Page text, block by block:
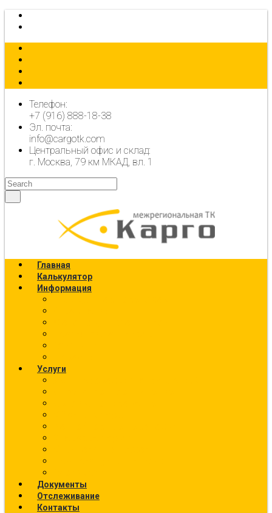
Телефон:
+7 (916) 888-18-38
Эл. почта:
info@cargotk.com
Центральный офис и склад:
г. Москва, 79 км МКАД, вл. 1
Главная
Калькулятор
Информация
Услуги
Документы
Отслеживание
Контакты